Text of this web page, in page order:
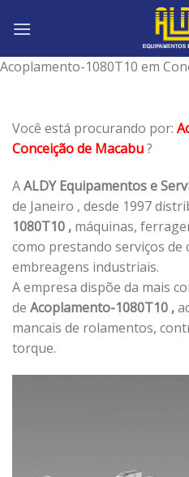
Acoplamento-1080T10 em
Você está procurando por:
Conceição de Macabu?
AALDY Equipamentos e
de Janeiro , desde 1997
1080T10 , máquinas,
como prestando serviços de
embreagens industriais.
A empresa dispõe da mais
de Acoplamento-1080T10 ,
mancais de rolamentos,
torque.